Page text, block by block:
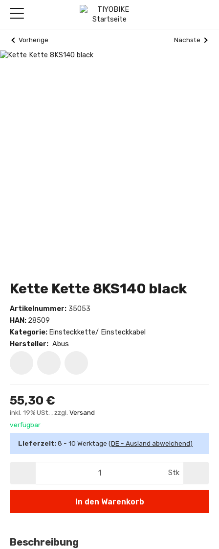
Vorherige Nächste
Kette Kette 8KS140 black
Artikelnummer: 35053
HAN: 28509
Kategorie: Einsteckkette/ Einsteckkabel
Hersteller: Abus
55,30 €
inkl. 19% USt. , zzgl. Versand
verfügbar
Lieferzeit: 8 - 10 Werktage (DE - Ausland abweichend)
Stk
In den Warenkorb
Beschreibung